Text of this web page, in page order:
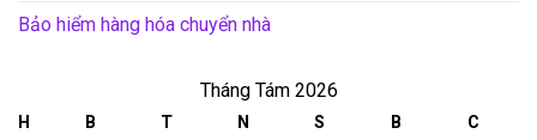
Bảo hiểm hàng hóa chuyển nhà
Tháng Tám 2026
H B T N S B
C